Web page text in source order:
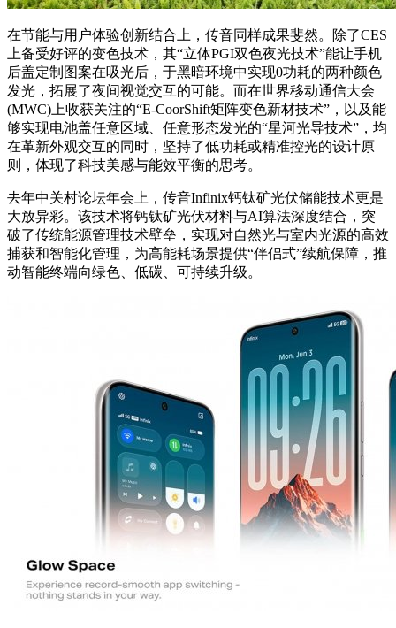
在节能与用户体验创新结合上，传音同样成果斐然。除了CES
上备受好评的变色技术，其“立体PGI双色夜光技术”能让手机
后盖定制图案在吸光后，于黑暗环境中实现0功耗的两种颜色
发光，拓展了夜间视觉交互的可能。而在世界移动通信大会
(MWC)上收获关注的“E-CoorShift矩阵变色新材技术”，以及能
够实现电池盖任意区域、任意形态发光的“星河光导技术”，均
在革新外观交互的同时，坚持了低功耗或精准控光的设计原
则，体现了科技美感与能效平衡的思考。
去年中关村论坛年会上，传音Infinix钙钛矿光伏储能技术更是
大放异彩。该技术将钙钛矿光伏材料与AI算法深度结合，突
破了传统能源管理技术壁垒，实现对自然光与室内光源的高效
捕获和智能化管理，为高能耗场景提供“伴侣式”续航保障，推
动智能终端向绿色、低碳、可持续升级。